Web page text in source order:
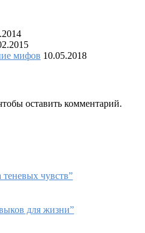
мифов 10.05.2018
оставить комментарий.
теневых чувств”
для жизни”